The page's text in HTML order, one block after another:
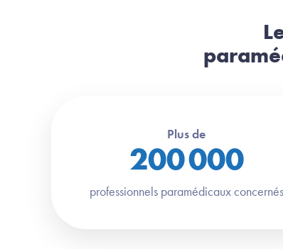
Plus de
200 000
professionnels paramédicaux concernés